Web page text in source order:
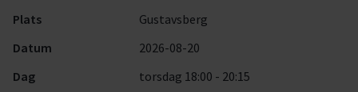
Plats
Gustavsberg
Datum
2026-08-20
Dag
torsdag 18:00 - 20:15